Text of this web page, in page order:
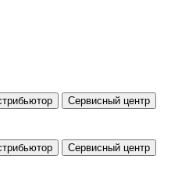
Сервисный центр
Сервисный центр